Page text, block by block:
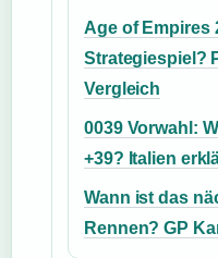
Age of Empires
Strategiespiel?
Vergleich
0039 Vorwahl:
+39? Italien
Wann ist das
Rennen? GP